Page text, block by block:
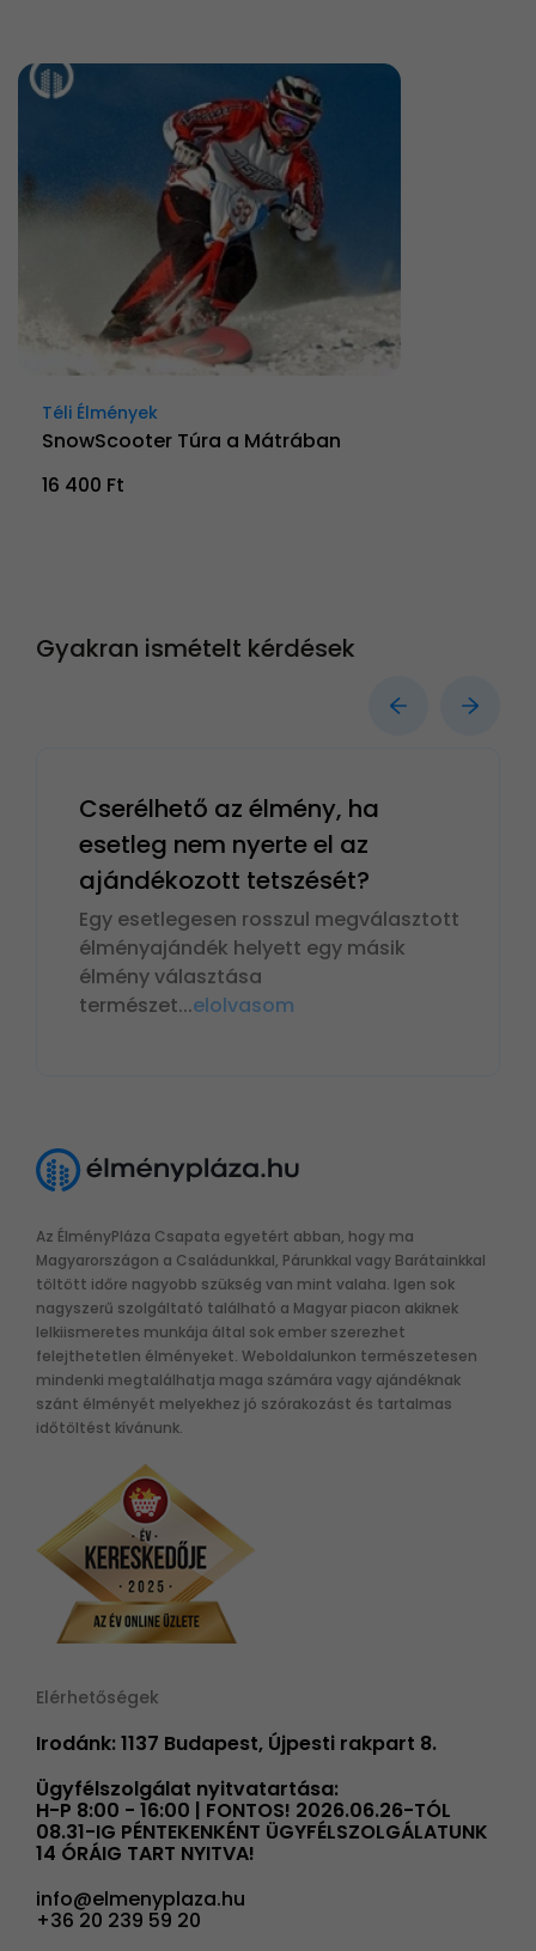
Téli Élmények
SnowScooter Túra a Mátrában
16 400 Ft
Gyakran ismételt kérdések
Cserélhető az élmény, ha
esetleg nem nyerte el az
ajándékozott tetszését?
Egy esetlegesen rosszul megválasztott
élményajándék helyett egy másik
élmény választása
természet...elolvasom
Az ÉlményPláza Csapata egyetért abban, hogy ma
Magyarországon a Családunkkal, Párunkkal vagy Barátainkkal
töltött időre nagyobb szükség van mint valaha. Igen sok
nagyszerű szolgáltató található a Magyar piacon akiknek
lelkiismeretes munkája által sok ember szerezhet
felejthetetlen élményeket. Weboldalunkon természetesen
mindenki megtalálhatja maga számára vagy ajándéknak
szánt élményét melyekhez jó szórakozást és tartalmas
időtöltést kívánunk.
Elérhetőségek
Irodánk: 1137 Budapest, Újpesti rakpart 8.
Ügyfélszolgálat nyitvatartása:
H-P 8:00 - 16:00 | FONTOS! 2026.06.26-TÓL
08.31-IG PÉNTEKENKÉNT ÜGYFÉLSZOLGÁLATUNK
14 ÓRÁIG TART NYITVA!
info@elmenyplaza.hu
+36 20 239 59 20